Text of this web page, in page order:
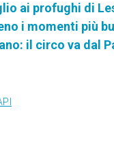
ai profughi di
i momenti più
il circo va dal